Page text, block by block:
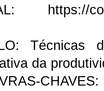
https://
Técnicas
da